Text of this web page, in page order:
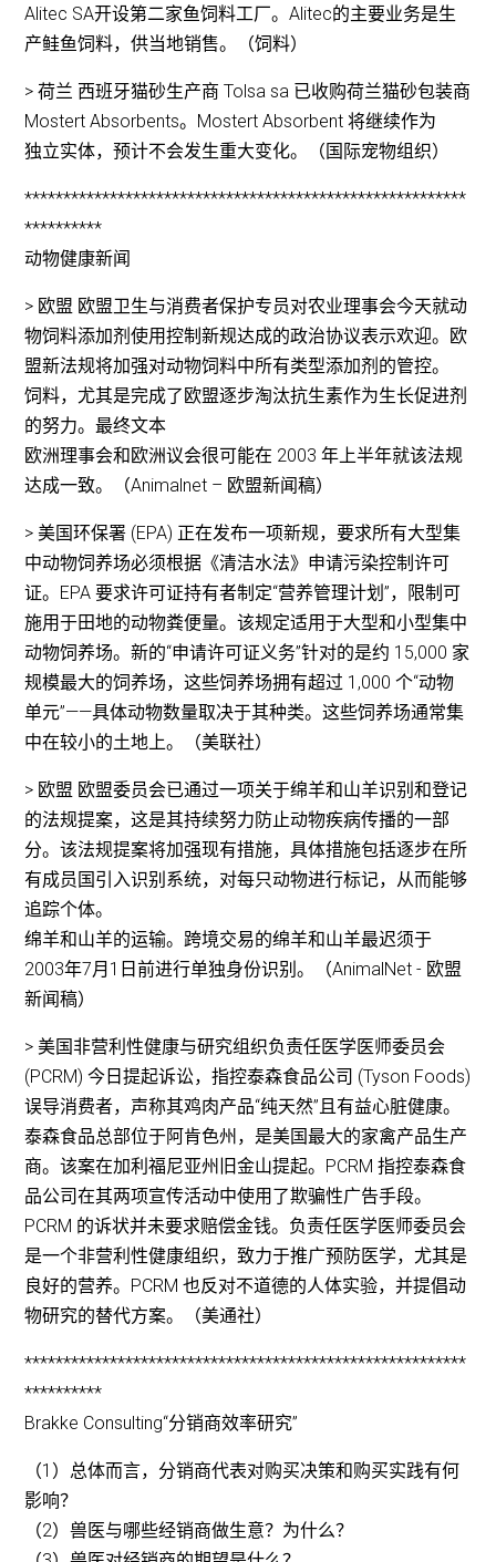
Alitec SA开设第二家鱼饲料工厂。Alitec的主要业务是生
产鲑鱼饲料，供当地销售。（饲料）
> 荷兰 西班牙猫砂生产商 Tolsa sa 已收购荷兰猫砂包装商
Mostert Absorbents。Mostert Absorbent 将继续作为
独立实体，预计不会发生重大变化。（国际宠物组织）
*********************************************************
**********
动物健康新闻
> 欧盟 欧盟卫生与消费者保护专员对农业理事会今天就动
物饲料添加剂使用控制新规达成的政治协议表示欢迎。欧
盟新法规将加强对动物饲料中所有类型添加剂的管控。
饲料，尤其是完成了欧盟逐步淘汰抗生素作为生长促进剂
的努力。最终文本
欧洲理事会和欧洲议会很可能在 2003 年上半年就该法规
达成一致。（Animalnet – 欧盟新闻稿）
> 美国环保署 (EPA) 正在发布一项新规，要求所有大型集
中动物饲养场必须根据《清洁水法》申请污染控制许可
证。EPA 要求许可证持有者制定“营养管理计划”，限制可
施用于田地的动物粪便量。该规定适用于大型和小型集中
动物饲养场。新的“申请许可证义务”针对的是约 15,000 家
规模最大的饲养场，这些饲养场拥有超过 1,000 个“动物
单元”——具体动物数量取决于其种类。这些饲养场通常集
中在较小的土地上。（美联社）
> 欧盟 欧盟委员会已通过一项关于绵羊和山羊识别和登记
的法规提案，这是其持续努力防止动物疾病传播的一部
分。该法规提案将加强现有措施，具体措施包括逐步在所
有成员国引入识别系统，对每只动物进行标记，从而能够
追踪个体。
绵羊和山羊的运输。跨境交易的绵羊和山羊最迟须于
2003年7月1日前进行单独身份识别。（AnimalNet - 欧盟
新闻稿）
> 美国非营利性健康与研究组织负责任医学医师委员会
(PCRM) 今日提起诉讼，指控泰森食品公司 (Tyson Foods)
误导消费者，声称其鸡肉产品“纯天然”且有益心脏健康。
泰森食品总部位于阿肯色州，是美国最大的家禽产品生产
商。该案在加利福尼亚州旧金山提起。PCRM 指控泰森食
品公司在其两项宣传活动中使用了欺骗性广告手段。
PCRM 的诉状并未要求赔偿金钱。负责任医学医师委员会
是一个非营利性健康组织，致力于推广预防医学，尤其是
良好的营养。PCRM 也反对不道德的人体实验，并提倡动
物研究的替代方案。（美通社）
*********************************************************
**********
Brakke Consulting“分销商效率研究”
（1）总体而言，分销商代表对购买决策和购买实践有何
影响？
（2）兽医与哪些经销商做生意？为什么？